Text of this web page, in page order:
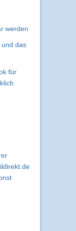
werden
das
für